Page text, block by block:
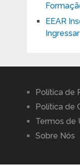
EEAR
Política de
Política de
Termos de
Sobre Nós